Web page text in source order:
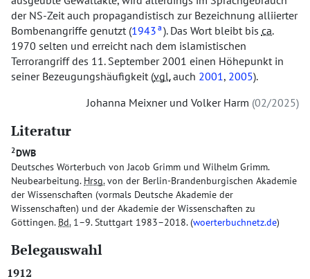
der NS-Zeit auch propagandistisch zur Bezeichnung alliierter
Bombenangriffe genutzt (1943 a ). Das Wort bleibt bis ca.
1970 selten und erreicht nach dem islamistischen
Terrorangriff des 11. September 2001 einen Höhepunkt in
seiner Bezeugungshäufigkeit (vgl.auch 2001, 2005).
Johanna Meixnerund Volker Harm 02/2025
Literatur
2DWB
Deutsches Wörterbuch von Jacob Grimm und Wilhelm Grimm.
Neubearbeitung. Hrsg.von der Berlin-Brandenburgischen Akademie
der Wissenschaften (vormals Deutsche Akademie der
Wissenschaften) und der Akademie der Wissenschaften zu
Göttingen. Bd.1–9. Stuttgart 1983–2018. (woerterbuchnetz.de)
Belegauswahl
1912